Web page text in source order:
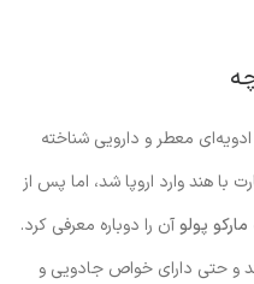
ادویه‌ای معطر و دارویی شناخته
هند وارد اروپا شد، اما پس از
مارکو پولوآن را دوباره معرفی کرد.
و حتی دارای خواص جادویی و